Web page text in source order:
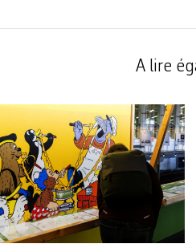
A lire